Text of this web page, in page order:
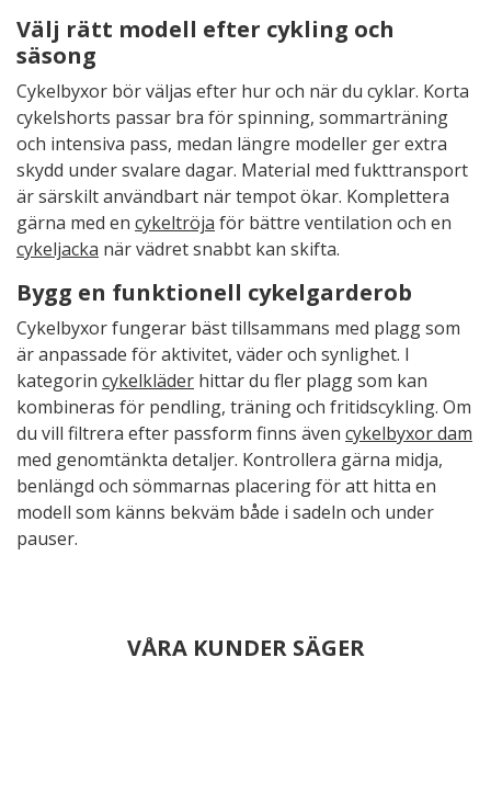
Välj rätt modell efter cykling och
säsong
Cykelbyxor bör väljas efter hur och när du cyklar. Korta
cykelshorts passar bra för spinning, sommarträning
och intensiva pass, medan längre modeller ger extra
skydd under svalare dagar. Material med fukttransport
är särskilt användbart när tempot ökar. Komplettera
gärna med en cykeltröja för bättre ventilation och en
cykeljacka när vädret snabbt kan skifta.
Bygg en funktionell cykelgarderob
Cykelbyxor fungerar bäst tillsammans med plagg som
är anpassade för aktivitet, väder och synlighet. I
kategorin cykelkläder hittar du fler plagg som kan
kombineras för pendling, träning och fritidscykling. Om
du vill filtrera efter passform finns även cykelbyxor dam
med genomtänkta detaljer. Kontrollera gärna midja,
benlängd och sömmarnas placering för att hitta en
modell som känns bekväm både i sadeln och under
pauser.
VÅRA KUNDER SÄGER